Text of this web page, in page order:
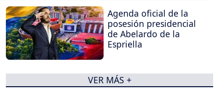
Agenda oficial de la
posesión presidencial
de Abelardo de la
Espriella
VER MÁS +